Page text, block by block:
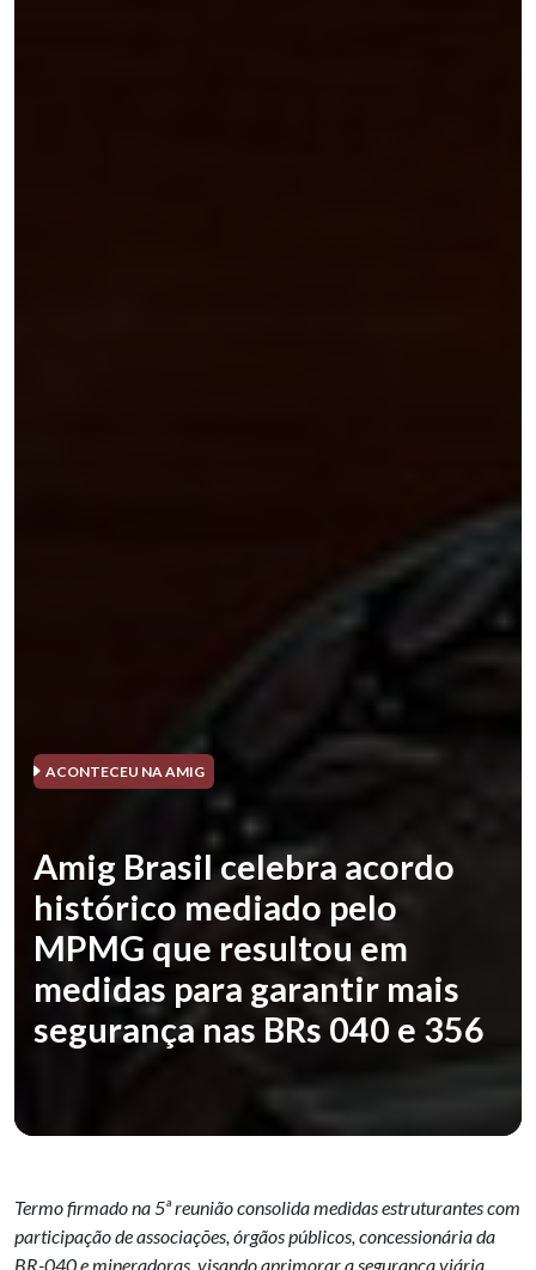
ACONTECEU NA AMIG
Amig Brasil celebra acordo
histórico mediado pelo
MPMG que resultou em
medidas para garantir mais
segurança nas BRs 040 e 356
Termo firmado na 5ª reunião consolida medidas estruturantes com
participação de associações, órgãos públicos, concessionária da
BR-040 e mineradoras, visando aprimorar a segurança viária,